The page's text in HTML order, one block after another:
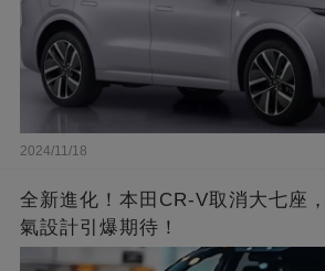
2024/11/18
全新進化！本田CR-V取消大七座
氣設計引爆期待！